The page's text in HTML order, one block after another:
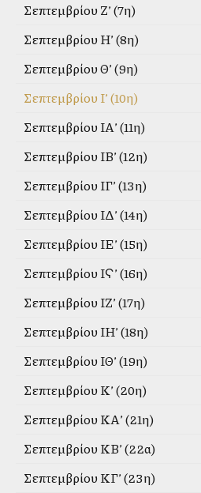
Σεπτεμβρίου Ζ’ (7η)
Σεπτεμβρίου Η’ (8η)
Σεπτεμβρίου Θ’ (9η)
Σεπτεμβρίου Ι’ (10η)
Σεπτεμβρίου ΙΑ’ (11η)
Σεπτεμβρίου ΙΒ’ (12η)
Σεπτεμβρίου ΙΓ’ (13η)
Σεπτεμβρίου ΙΔ’ (14η)
Σεπτεμβρίου ΙΕ’ (15η)
Σεπτεμβρίου ΙϚ’ (16η)
Σεπτεμβρίου ΙΖ’ (17η)
Σεπτεμβρίου ΙΗ’ (18η)
Σεπτεμβρίου ΙΘ’ (19η)
Σεπτεμβρίου Κ’ (20η)
Σεπτεμβρίου ΚΑ’ (21η)
Σεπτεμβρίου ΚΒ’ (22α)
Σεπτεμβρίου ΚΓ’ (23η)